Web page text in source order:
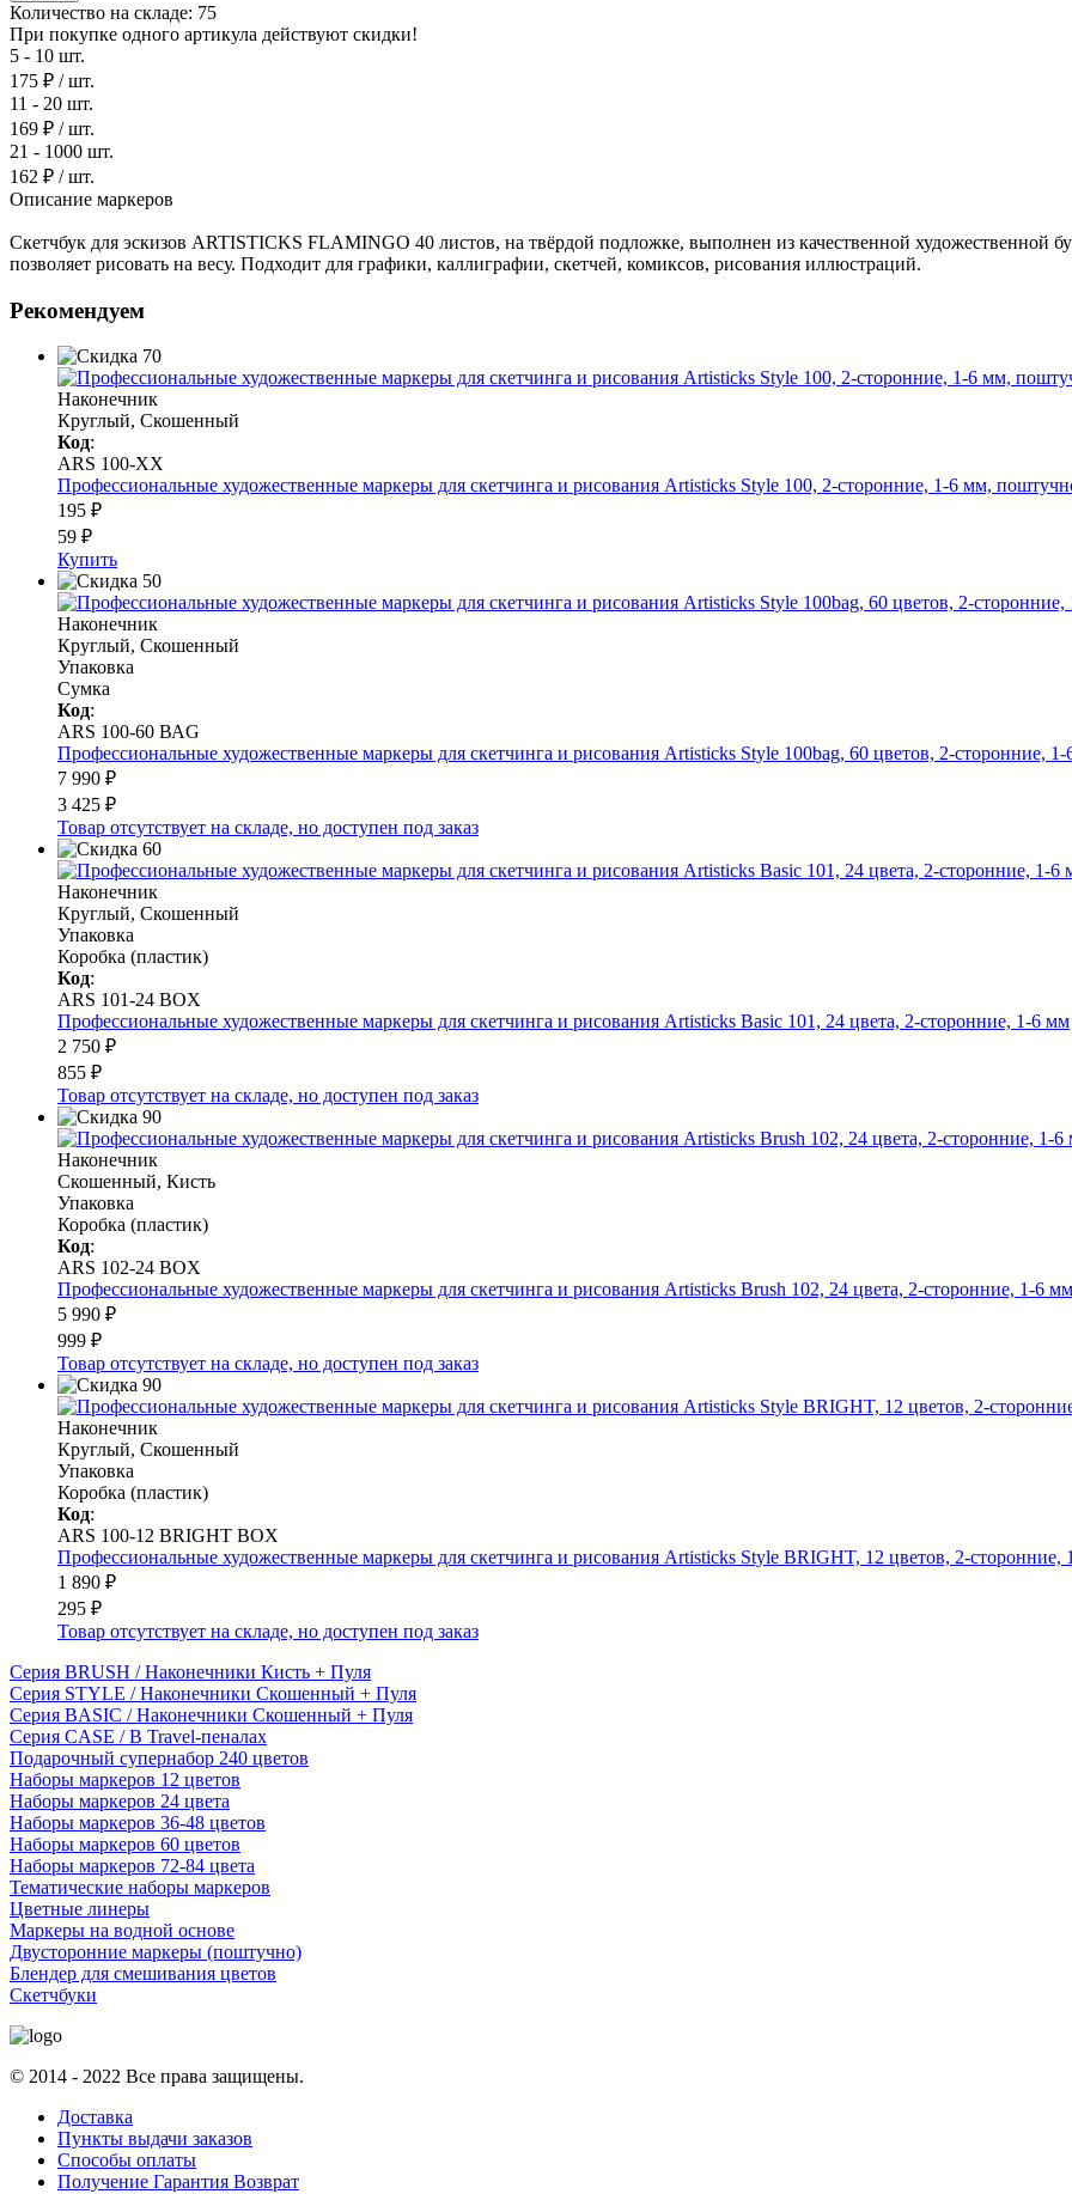
Количество на складе: 75
При покупке одного артикула действуют скидки!
5 - 10 шт.
175 ₽ / шт.
11 - 20 шт.
169 ₽ / шт.
21 - 1000 шт.
162 ₽ / шт.
Описание маркеров
Скетчбук для эскизов ARTISTICKS FLAMINGO 40 листов, на твёрдой подложке, выполнен из качественной художественной
позволяет рисовать на весу. Подходит для графики, каллиграфии, скетчей, комиксов, рисования иллюстраций.
Рекомендуем
Наконечник
Круглый, Скошенный
Код:
ARS 100-XX
Профессиональные художественные маркеры для скетчинга и рисования Artisticks Style 100, 2-сторонние, 1-6 мм,
195 ₽
59 ₽
Купить
Наконечник
Круглый, Скошенный
Упаковка
Сумка
Код:
ARS 100-60 ВАG
Профессиональные художественные маркеры для скетчинга и рисования Artisticks Style 100bag, 60 цветов, 2-сторонние,
7 990 ₽
3 425 ₽
Товар отсутствует на складе, но доступен под заказ
Наконечник
Круглый, Скошенный
Упаковка
Коробка (пластик)
Код:
ARS 101-24 BOX
Профессиональные художественные маркеры для скетчинга и рисования Artisticks Basic 101, 24 цвета, 2-сторонние, 1-6 мм
2 750 ₽
855 ₽
Товар отсутствует на складе, но доступен под заказ
Наконечник
Скошенный, Кисть
Упаковка
Коробка (пластик)
Код:
ARS 102-24 BOX
Профессиональные художественные маркеры для скетчинга и рисования Artisticks Brush 102, 24 цвета, 2-сторонние, 1-6 мм
5 990 ₽
999 ₽
Товар отсутствует на складе, но доступен под заказ
Наконечник
Круглый, Скошенный
Упаковка
Коробка (пластик)
Код:
ARS 100-12 BRIGHT BOX
Профессиональные художественные маркеры для скетчинга и рисования Artisticks Style BRIGHT, 12 цветов, 2-сторонние,
1 890 ₽
295 ₽
Товар отсутствует на складе, но доступен под заказ
Серия BRUSH / Наконечники Кисть + Пуля
Серия STYLE / Наконечники Скошенный + Пуля
Серия BASIC / Наконечники Скошенный + Пуля
Серия CASE / В Travel-пеналах
Подарочный супернабор 240 цветов
Наборы маркеров 12 цветов
Наборы маркеров 24 цвета
Наборы маркеров 36-48 цветов
Наборы маркеров 60 цветов
Наборы маркеров 72-84 цвета
Тематические наборы маркеров
Цветные линеры
Маркеры на водной основе
Двусторонние маркеры (поштучно)
Блендер для смешивания цветов
Скетчбуки
© 2014 - 2022 Все права защищены.
Доставка
Пункты выдачи заказов
Способы оплаты
Получение Гарантия Возврат